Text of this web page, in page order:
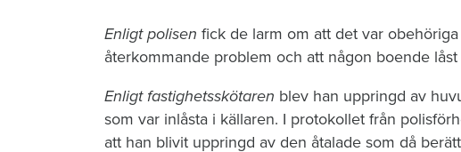
Enligt polisen fick de larm om att det var
återkommande problem och att någon boende
Enligt fastighetsskötaren blev han uppringd av
som var inlåsta i källaren. I protokollet från
att han blivit uppringd av den åtalade som då